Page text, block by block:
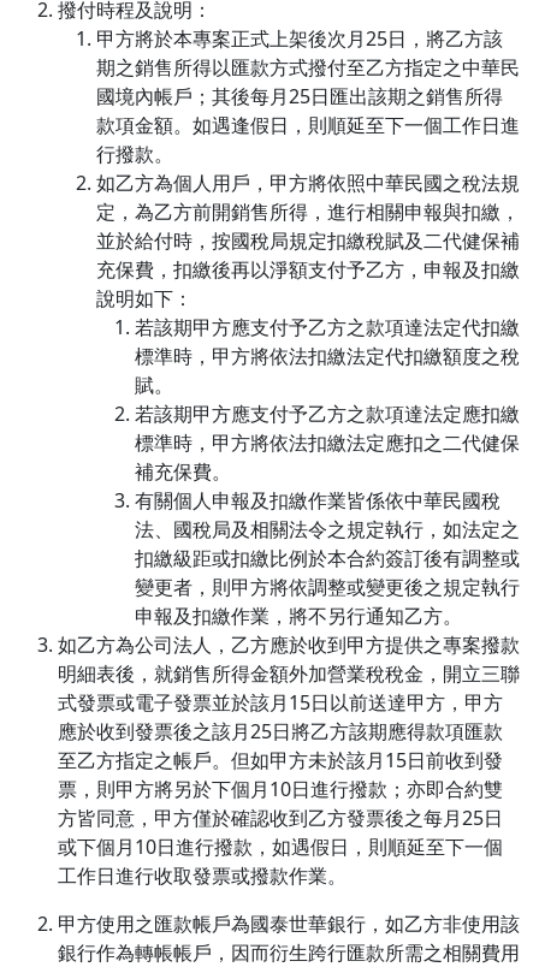
撥付時程及說明：
甲方將於本專案正式上架後次月25日，將乙方該
期之銷售所得以匯款方式撥付至乙方指定之中華民
國境內帳戶；其後每月25日匯出該期之銷售所得
款項金額。如遇逢假日，則順延至下一個工作日進
行撥款。
如乙方為個人用戶，甲方將依照中華民國之稅法規
定，為乙方前開銷售所得，進行相關申報與扣繳，
並於給付時，按國稅局規定扣繳稅賦及二代健保補
充保費，扣繳後再以淨額支付予乙方，申報及扣繳
說明如下：
若該期甲方應支付予乙方之款項達法定代扣繳
標準時，甲方將依法扣繳法定代扣繳額度之稅
賦。
若該期甲方應支付予乙方之款項達法定應扣繳
標準時，甲方將依法扣繳法定應扣之二代健保
補充保費。
有關個人申報及扣繳作業皆係依中華民國稅
法、國稅局及相關法令之規定執行，如法定之
扣繳級距或扣繳比例於本合約簽訂後有調整或
變更者，則甲方將依調整或變更後之規定執行
申報及扣繳作業，將不另行通知乙方。
如乙方為公司法人，乙方應於收到甲方提供之專案撥款
明細表後，就銷售所得金額外加營業稅稅金，開立三聯
式發票或電子發票並於該月15日以前送達甲方，甲方
應於收到發票後之該月25日將乙方該期應得款項匯款
至乙方指定之帳戶。但如甲方未於該月15日前收到發
票，則甲方將另於下個月10日進行撥款；亦即合約雙
方皆同意，甲方僅於確認收到乙方發票後之每月25日
或下個月10日進行撥款，如遇假日，則順延至下一個
工作日進行收取發票或撥款作業。
甲方使用之匯款帳戶為國泰世華銀行，如乙方非使用該
銀行作為轉帳帳戶，因而衍生跨行匯款所需之相關費用